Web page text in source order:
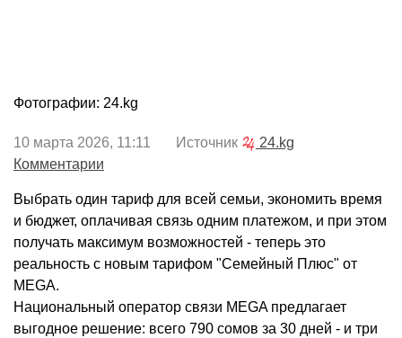
Фотографии: 24.kg
10 марта 2026, 11:11 Источник
24.kg
Комментарии
Выбрать один тариф для всей семьи, экономить время
и бюджет, оплачивая связь одним платежом, и при этом
получать максимум возможностей - теперь это
реальность с новым тарифом "Семейный Плюс" от
MEGA.
Национальный оператор связи MEGA предлагает
выгодное решение: всего 790 сомов за 30 дней - и три